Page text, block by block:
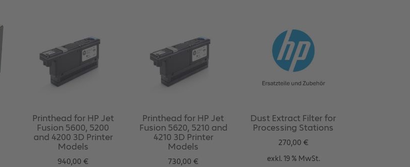
Printhead for HP Jet
Fusion 5600, 5200
and 4200 3D Printer
Models
940,00 €
Printhead for HP Jet
Fusion 5620, 5210 and
4210 3D Printer
Models
730,00 €
Dust Extract Filter for
Processing Stations
270,00 €
exkl. 19 % MwSt.